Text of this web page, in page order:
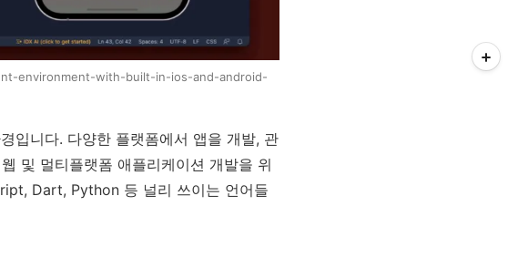
environment-with-built-in-ios-and-android-
입니다. 다양한 플랫폼에서 앱을 개발, 관
및 멀티플랫폼 애플리케이션 개발을 위
Dart, Python 등 널리 쓰이는 언어들